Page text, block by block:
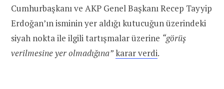
Cumhurbaşkanı ve AKP Genel Başkanı Recep Tayyip
Erdoğan’ın isminin yer aldığı kutucuğun üzerindeki
siyah nokta ile ilgili tartışmalar üzerine “görüş
verilmesine yer olmadığına”karar verdi.